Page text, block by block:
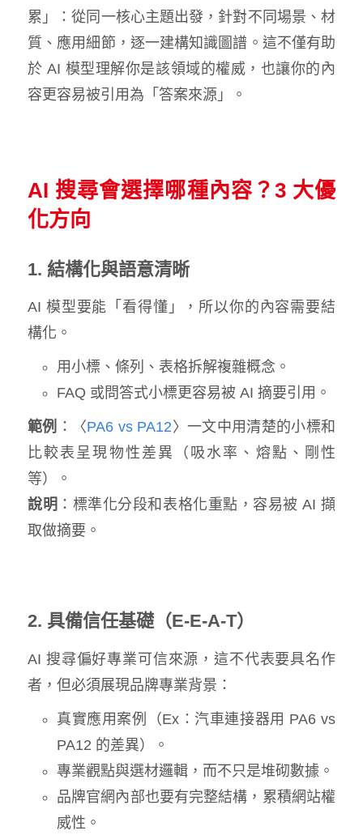
累」：從同一核心主題出發，針對不同場景、材
質、應用細節，逐一建構知識圖譜。這不僅有助
於 AI 模型理解你是該領域的權威，也讓你的內
容更容易被引用為「答案來源」。
AI 搜尋會選擇哪種內容？3 大優
化方向
1. 結構化與語意清晰
AI 模型要能「看得懂」，所以你的內容需要結
構化。
用小標、條列、表格拆解複雜概念。
FAQ 或問答式小標更容易被 AI 摘要引用。
範例 ：〈PA6 vs PA12 〉一文中用清楚的小標和
比較表呈現物性差異（吸水率、熔點、剛性
等）。
說明 ：標準化分段和表格化重點，容易被 AI 擷
取做摘要。
2. 具備信任基礎（E-E-A-T）
AI 搜尋偏好專業可信來源，這不代表要具名作
者，但必須展現品牌專業背景：
真實應用案例（Ex：汽車連接器用 PA6 vs
PA12 的差異）。
專業觀點與選材邏輯，而不只是堆砌數據。
品牌官網內部也要有完整結構，累積網站權
威性。